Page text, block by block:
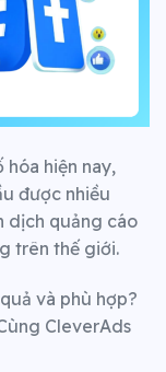
hóa hiện nay,
được nhiều
dịch quảng cáo
trên thế giới.
và phù hợp?
CleverAds